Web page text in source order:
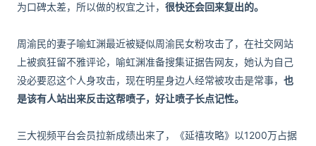
为口碑太差，所以做的权宜之计， 很快还会回来复出的。
周渝民的妻子喻虹渊最近被疑似周渝民女粉攻击了，在社交网站
上被疯狂留不雅评论，喻虹渊准备搜集证据告网友，她认为自己
没必要忍这个人身攻击，现在明星身边人经常被攻击是常事， 也
是该有人站出来反击这帮喷子，好让喷子长点记性。
三大视频平台会员拉新成绩出来了，《延禧攻略》以1200万占据